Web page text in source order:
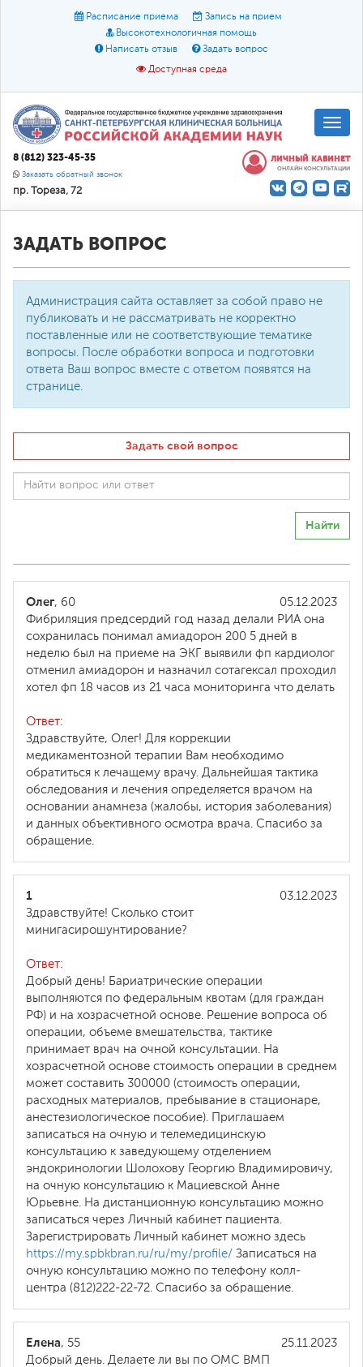
Расписание приема
Запись на прием
Высокотехнологичная помощь
Написать отзыв
Задать вопрос
Доступная среда
Размер шрифта: A A A
Цвет:
О доступной среде
8 (812) 323-45-35
Заказать обратный звонок
пр. Тореза, 72
ЛИЧНЫЙ КАБИНЕТ
ОНЛАЙН КОНСУЛЬТАЦИИ
ЗАДАТЬ ВОПРОС
Администрация сайта оставляет за собой право не
публиковать и не рассматривать не корректно
поставленные или не соответствующие тематике
вопросы. После обработки вопроса и подготовки
ответа Ваш вопрос вместе с ответом появятся на
странице.
Задать свой вопрос
Найти
05.12.2023
Олег, 60
Фибриляция предсердий год назад делали РИА она
сохранилась понимал амиадорон 200 5 дней в
неделю был на приеме на ЭКГ выявили фп кардиолог
отменил амиадорон и назначил сотагексал проходил
хотел фп 18 часов из 21 часа мониторинга что делать
Ответ:
Здравствуйте, Олег! Для коррекции
медикаментозной терапии Вам необходимо
обратиться к лечащему врачу. Дальнейшая тактика
обследования и лечения определяется врачом на
основании анамнеза (жалобы, история заболевания)
и данных объективного осмотра врача. Спасибо за
обращение.
03.12.2023
1
Здравствуйте! Сколько стоит
минигасирошунтирование?
Ответ:
Добрый день! Бариатрические операции
выполняются по федеральным квотам (для граждан
РФ) и на хозрасчетной основе. Решение вопроса об
операции, объеме вмешательства, тактике
принимает врач на очной консультации. На
хозрасчетной основе стоимость операции в среднем
может составить 300000 (стоимость операции,
расходных материалов, пребывание в стационаре,
анестезиологическое пособие). Приглашаем
записаться на очную и телемедицинскую
консультацию к заведующему отделением
эндокринологии Шолохову Георгию Владимировичу,
на очную консультацию к Мациевской Анне
Юрьевне. На дистанционную консультацию можно
записаться через Личный кабинет пациента.
Зарегистрировать Личный кабинет можно здесь
https://my.spbkbran.ru/ru/my/profile/ Записаться на
очную консультацию можно по телефону колл-
центра (812)222-22-72. Спасибо за обращение.
25.11.2023
Елена, 55
Добрый день. Делаете ли вы по ОМС ВМП